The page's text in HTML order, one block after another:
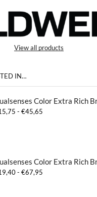
View all products
IN…
- €45,65
- €67,95